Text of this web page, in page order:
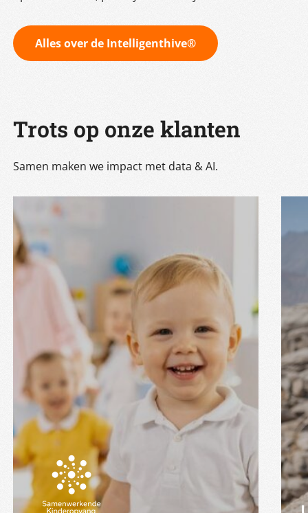
Alles over de Intelligenthive®
Trots op onze klanten
Samen maken we impact met data & AI.
rapportages naar
één betrouwbaar
dataplatform voor
16 kinderopvang
organisaties
In vijf jaar is Samenwerkende
Kinderopvang uitgegroeid tot een
bundel van 16
kinderopvangorganisaties in heel
Nederland. Elk van deze organisaties
kende een eigen systematiek voor
rapportages. Een solide fundament
voor alle data werd een must-have.